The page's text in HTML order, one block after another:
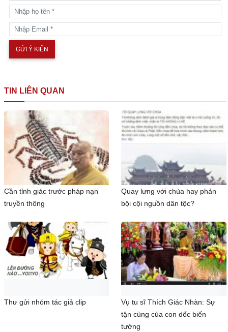
TIN LIÊN QUAN
Cần tỉnh giác trước pháp nạn
truyền thông
Quay lưng với chùa hay phản
bội cội nguồn dân tộc?
Thư gửi nhóm tác giả clip
Vụ tu sĩ Thích Giác Nhàn: Sự
tận cùng của con dốc biến
tướng